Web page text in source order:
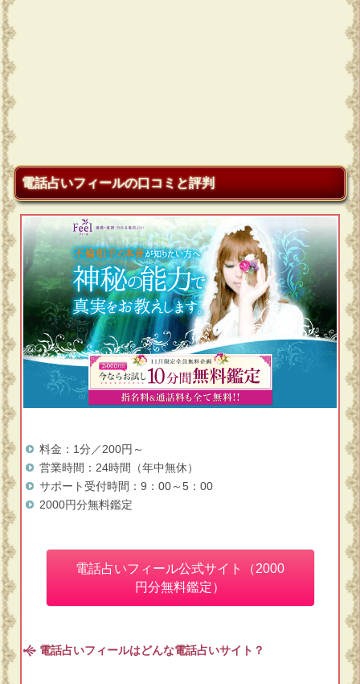
電話占いフィールの口コミと評判
料金：1分／200円～
営業時間：24時間（年中無休）
サポート受付時間：9：00～5：00
2000円分無料鑑定
電話占いフィール公式サイト（2000
円分無料鑑定）
電話占いフィールはどんな電話占いサイト？